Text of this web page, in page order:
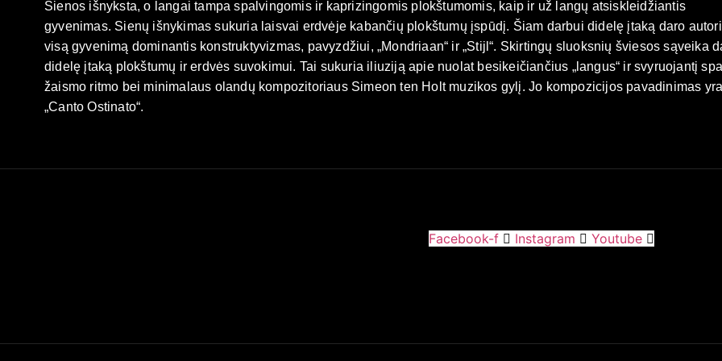
Sienos išnyksta, o langai tampa spalvingomis ir kaprizingomis plokštumomis, kaip ir už langų atsiskleidžiantis
gyvenimas. Sienų išnykimas sukuria laisvai erdvėje kabančių plokštumų įspūdį. Šiam darbui didelę įtaką daro
visą gyvenimą dominantis konstruktyvizmas, pavyzdžiui, „Mondriaan“ ir „Stijl“. Skirtingų sluoksnių šviesos sąveika
didelę įtaką plokštumų ir erdvės suvokimui. Tai sukuria iliuziją apie nuolat besikeičiančius „langus“ ir svyruojantį
žaismo ritmo bei minimalaus olandų kompozitoriaus Simeon ten Holt muzikos gylį. Jo kompozicijos pavadinimas
„Canto Ostinato“.
Facebook-f Instagram Youtube